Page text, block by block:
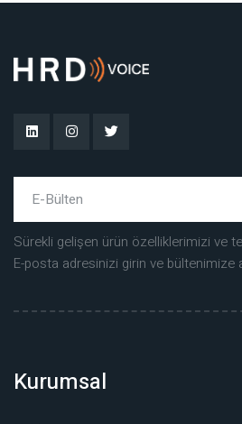
Sürekli gelişen ürün özelliklerimizi ve
E-posta adresinizi girin ve bültenimize
Kurumsal